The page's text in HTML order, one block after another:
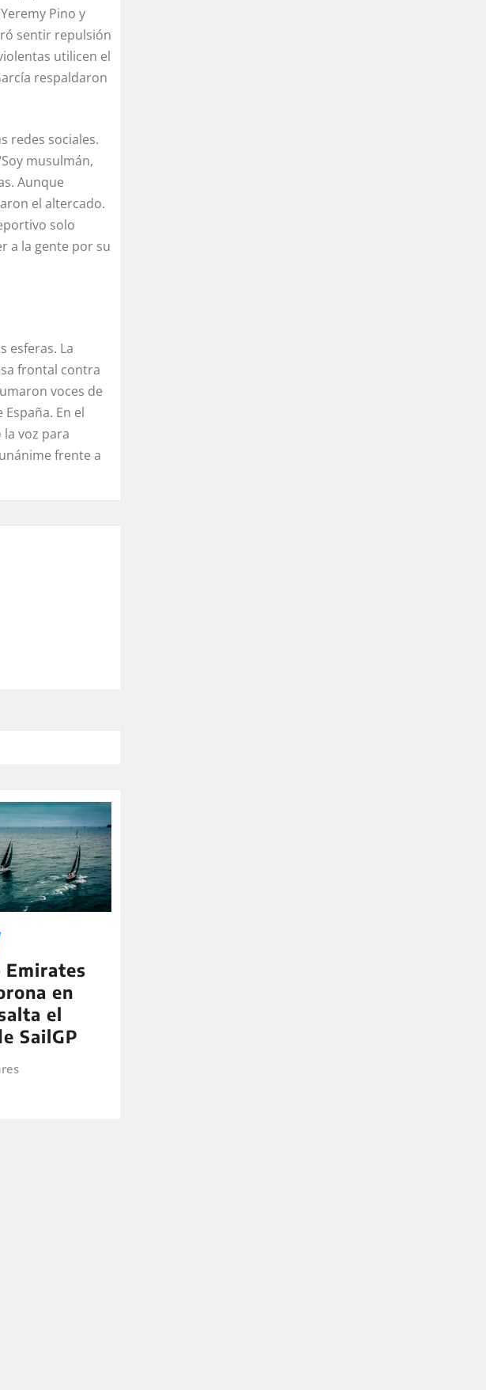
Pino y
sentir repulsión
utilicen el
respaldaron
redes sociales.
musulmán,
Aunque
el altercado.
solo
a la gente por su
esferas. La
frontal contra
voces de
En el
voz para
frente a
Emirates
en
el
SailGP